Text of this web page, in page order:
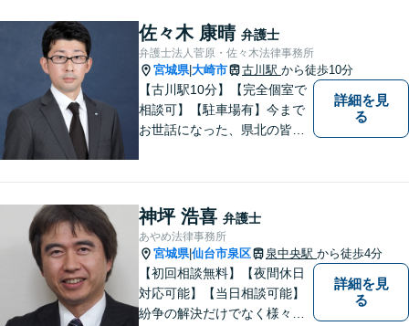
ご相談が、納得のいく解決へ
の第一歩です。
佐々木 康晴 弁護士
弁護士法人菅原・佐々木法律事務所
宮城県|大崎市 古川駅 から徒歩10分
【古川駅10分】【完全個室で
相談可】【駐車場有】今まで
お世話になった、県北の皆さ
ら、お気軽にお声がけくださ
い。
詳細を見
る
神坪 浩喜 弁護士
あやめ法律事務所
宮城県|仙台市泉区 泉中央駅 から徒歩4分
【初回相談無料】【夜間休日
対応可能】【当日相談可能】
紛争の解決だけでなく様々な
詳細を見
る